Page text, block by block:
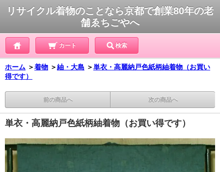
リサイクル着物のことなら京都で創業80年の老
舗ゑちごやへ
カート 検索
ホーム ＞着物 ＞紬・大島 ＞単衣・高麗納戸色紙柄紬着物（お買い
得です）
前の商品へ 次の商品へ
単衣・高麗納戸色紙柄紬着物（お買い得です）